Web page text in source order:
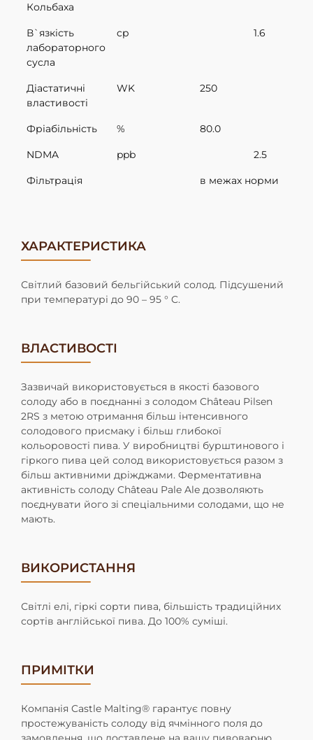
Кольбаха
В`язкість
лабораторного
сусла
cp 1.6
Діастатичні
властивості
WK 250
Фріабільність % 80.0
NDMA ppb 2.5
Фільтрація в межах норми
ХАРАКТЕРИСТИКА
Світлий базовий бельгійський солод. Підсушений
при температурі до 90 – 95 ° C.
ВЛАСТИВОСТІ
Зазвичай використовується в якості базового
солоду або в поєднанні з солодом Château Pilsen
2RS з метою отримання більш інтенсивного
солодового присмаку і більш глибокої
кольоровості пива. У виробництві бурштинового і
гіркого пива цей солод використовується разом з
більш активними дріжджами. Ферментативна
активність солоду Château Pale Ale дозволяють
поєднувати його зі спеціальними солодами, що не
мають.
ВИКОРИСТАННЯ
Світлі елі, гіркі сорти пива, більшість традиційних
сортів англійської пива. До 100% суміші.
ПРИМІТКИ
Компанія Castle Malting® гарантує повну
простежуваність солоду від ячмінного поля до